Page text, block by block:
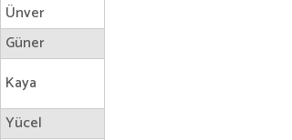
Ünver
Güner
Kaya
Yücel